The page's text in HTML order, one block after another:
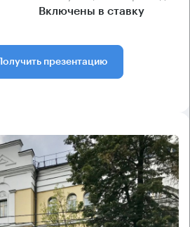
Включены в ставку
Получить презентацию